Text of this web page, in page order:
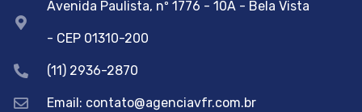
Avenida Paulista, nº 1776 - 10A - Bela Vista
- CEP 01310-200
(11) 2936-2870
Email: contato@agenciavfr.com.br